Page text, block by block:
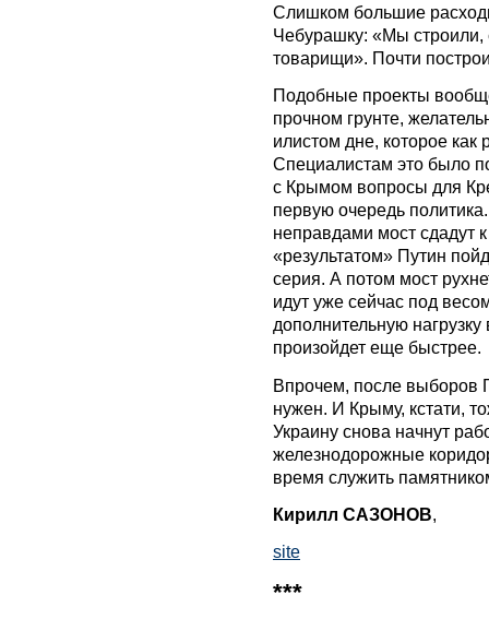
Слишком большие
Чебурашку: «Мы строили,
товарищи». Почти
Подобные проекты
прочном грунте,
илистом дне, которое как
Специалистам это было
с Крымом вопросы для
первую очередь
неправдами мост сдадут
«результатом» Путин
серия. А потом мост
идут уже сейчас под
дополнительную
произойдет еще быстрее.
Впрочем, после выборов
нужен. И Крыму, кстати,
Украину снова начнут
железнодорожные
время служить
Кирилл САЗОНОВ,
site
***